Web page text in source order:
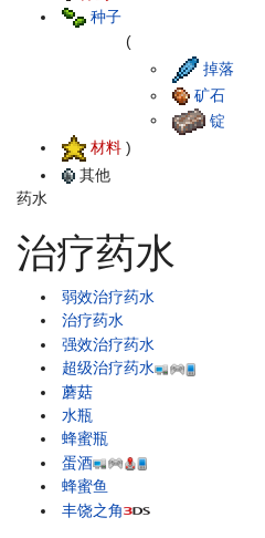
种子
材料
(
掉落
矿石
锭
)
其他
药水
治疗药水
弱效治疗药水
治疗药水
强效治疗药水
超级治疗药水
蘑菇
水瓶
蜂蜜瓶
蛋酒
蜂蜜鱼
丰饶之角